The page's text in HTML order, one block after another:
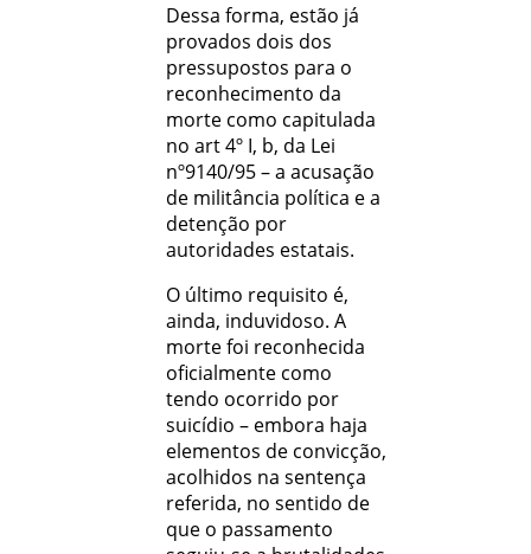
Dessa forma, estão já
provados dois dos
pressupostos para o
reconhecimento da
morte como capitulada
no art 4º I, b, da Lei
nº9140/95 – a acusação
de militância política e a
detenção por
autoridades estatais.
O último requisito é,
ainda, induvidoso. A
morte foi reconhecida
oficialmente como
tendo ocorrido por
suicídio – embora haja
elementos de convicção,
acolhidos na sentença
referida, no sentido de
que o passamento